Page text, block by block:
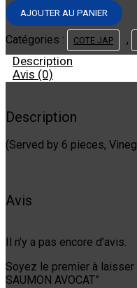
ROLL
-
SAUMON
AVOCAT
AJOUTER AU PANIER
Catégories : COTE JAP ,
Description
Avis (0)
Description
(Served by 6 pieces,
Avis
Il n’y a pas encore d’avis.
Soyez le premier à laisser
SAUMON AVOCAT”